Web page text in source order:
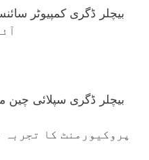
بیچلر ڈگری کمپیوٹر
بیچلر ڈگری سپلائی چین
پروکیورمنٹ کا تجربہ